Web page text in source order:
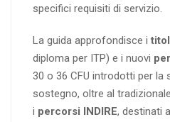
specifici requisiti di servizio.
La guida approfondisce i
diploma per ITP) e i nuovi
30 o 36 CFU introdotti per la
sostegno, oltre al tradizionale
i percorsi INDIRE, destinati